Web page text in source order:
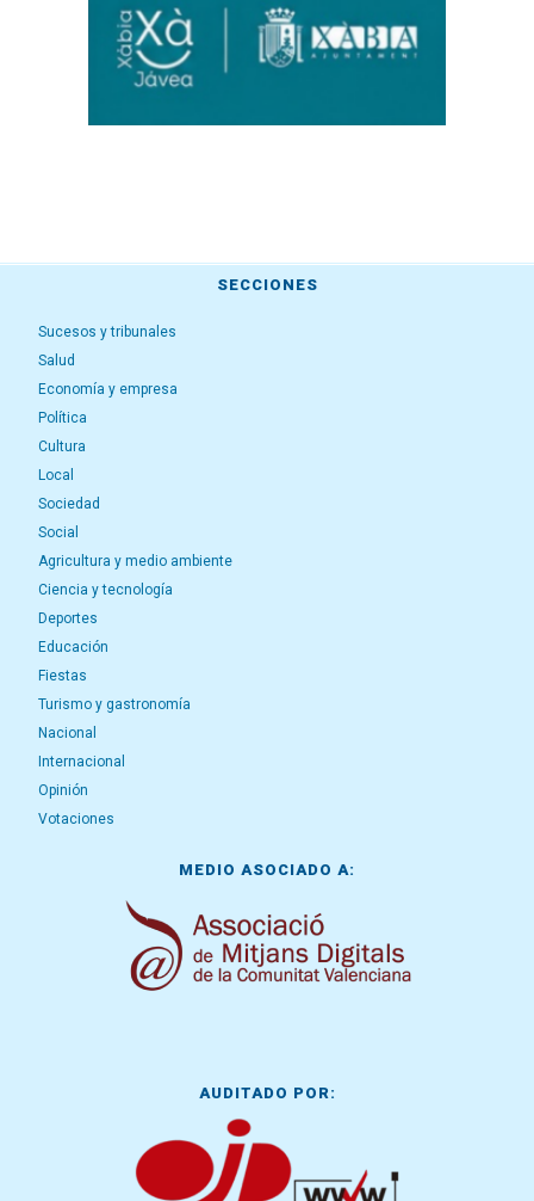
SECCIONES
Sucesos y tribunales
Salud
Economía y empresa
Política
Cultura
Local
Sociedad
Social
Agricultura y medio ambiente
Ciencia y tecnología
Deportes
Educación
Fiestas
Turismo y gastronomía
Nacional
Internacional
Opinión
Votaciones
MEDIO ASOCIADO A:
AUDITADO POR: